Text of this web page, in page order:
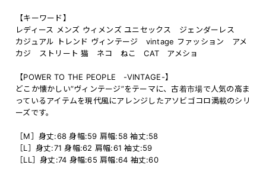
【キーワード】
レディース メンズ ウィメンズ ユニセックス ジェンダーレス
カジュアル トレンド ヴィンテージ vintage ファッション アメ
カジ ストリート 猫 ネコ ねこ CAT アメショ
【POWER TO THE PEOPLE -VINTAGE-】
どこか懐かしい”ヴィンテージ”をテーマに、古着市場で人気の高ま
っているアイテムを現代風にアレンジしたアソビゴコロ満載のシリ
ーズです。
［M］身丈:68 身幅:59 肩幅:58 袖丈:58
［L］身丈:71 身幅:62 肩幅:61 袖丈:59
［LL］身丈:74 身幅:65 肩幅:64 袖丈:60